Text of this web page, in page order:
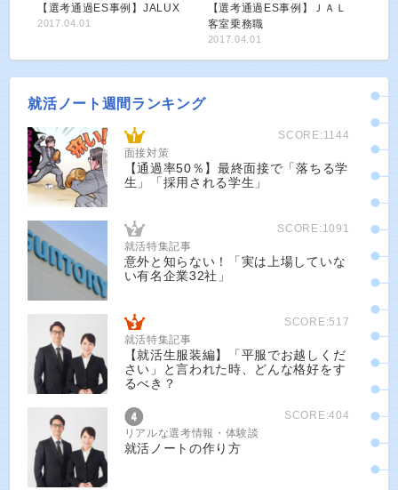
【選考通過ES事例】JALUX
2017.04.01
【選考通過ES事例】ＪＡＬ
客室乗務職
2017.04.01
就活ノート週間ランキング
SCORE:1144
面接対策
【通過率50％】最終面接で「落ちる学
生」「採用される学生」
SCORE:1091
就活特集記事
意外と知らない！「実は上場していな
い有名企業32社」
SCORE:517
就活特集記事
【就活生服装編】「平服でお越しくだ
さい」と言われた時、どんな格好をす
るべき？
SCORE:404
リアルな選考情報・体験談
就活ノートの作り方